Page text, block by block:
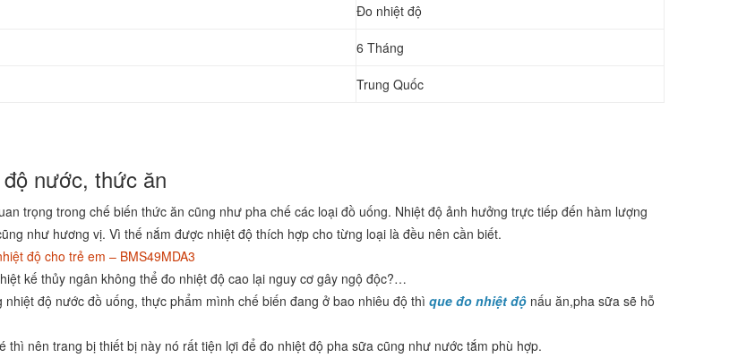
Đo nhiệt độ
6 Tháng
Trung Quốc
nước, thức ăn
trọng trong chế biến thức ăn cũng như pha chế các loại đồ uống. Nhiệt độ ảnh hưởng trực tiếp đến hàm lượng
như hương vị. Vì thế nắm được nhiệt độ thích hợp cho từng loại là đều nên cần biết.
độ cho trẻ em – BMS49MDA3
kế thủy ngân không thể đo nhiệt độ cao lại nguy cơ gây ngộ độc?…
nhiệt độ nước đồ uống, thực phẩm mình chế biến đang ở bao nhiêu độ thì que đo nhiệt độ nấu ăn,pha sữa sẽ hỗ
thì nên trang bị thiết bị này nó rất tiện lợi để đo nhiệt độ pha sữa cũng như nước tắm phù hợp.